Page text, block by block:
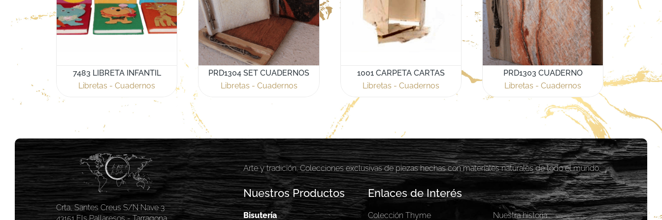
7483 LIBRETA INFANTIL
Libretas - Cuadernos
PRD1304 SET CUADERNOS
Libretas - Cuadernos
1001 CARPETA CARTAS
Libretas - Cuadernos
PRD1303 CUADERNO
Libretas - Cuadernos
Crta, Santes Creus S/N Nave 3
Arte y tradición. Colecciones exclusivas de piezas hechas con materiales naturales de todo el mundo.
Nuestros Productos
Bisutería
Enlaces de Interés
Colección Thyme Nuestra historia